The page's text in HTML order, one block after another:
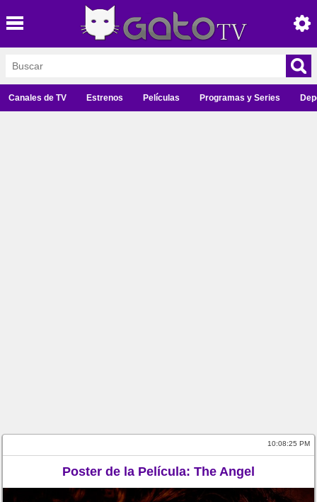
Canales de TV Estrenos Películas Programas y Series
10:08:26 PM
Poster de la Película: The Angel